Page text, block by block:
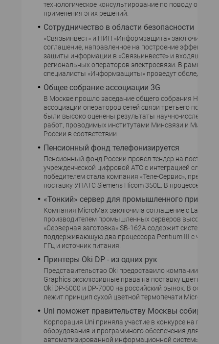
технологическое консультирование по поводу
применения этих решений.
Сотрудничество в области безопасности
«Связьинвест» и НИП «Информзащита» заключили
соглашение, направленное на построение
защиты информации в «Связьинвесте» и входящих в
региональных операторов электросвязи. В рамках
специалисты «Информзащиты» проведут
Общее собрание ассоциации 3G
В Москве прошло заседание общего собрания
ассоциации операторов сетей связи третьего
были высоко оценены результаты научно-
работ, проводимых институтами Минсвязи и
России в соответствии
Пенсионный фонд телефонизируется
Пенсионный фонд России провел тендер на поставку
учрежденческой цифровой АТС с интеграцией служб и
победителем стала компания «Теле-Сервис»,
поставку УПАТС Siemens Hicom 350E. В процессе
«Тонкий» сервер для промышленного
Компания MicroMax заключила соглашение с Lanner
производителем промышленных серверов высотой
«Серверная заготовка» SB-162A содержит системную
поддерживающую два процессора Pentium III с
ГГц и источник питания.
Принтеры Oki DP - из одних рук
Представительство Oki предоставило компании
Graphics эксклюзивные права на поставку цветных
Oki DP-5000 и DP-7000 на российский рынок. В основе
лежит принцип сухой цветной термопечати Micro Dry.
Uni поможет правительству Москвы собирать
Корпорация Uni приняла участие в конкурсе на право
оборудования и программного обеспечения для
автоматизированной информационной системы